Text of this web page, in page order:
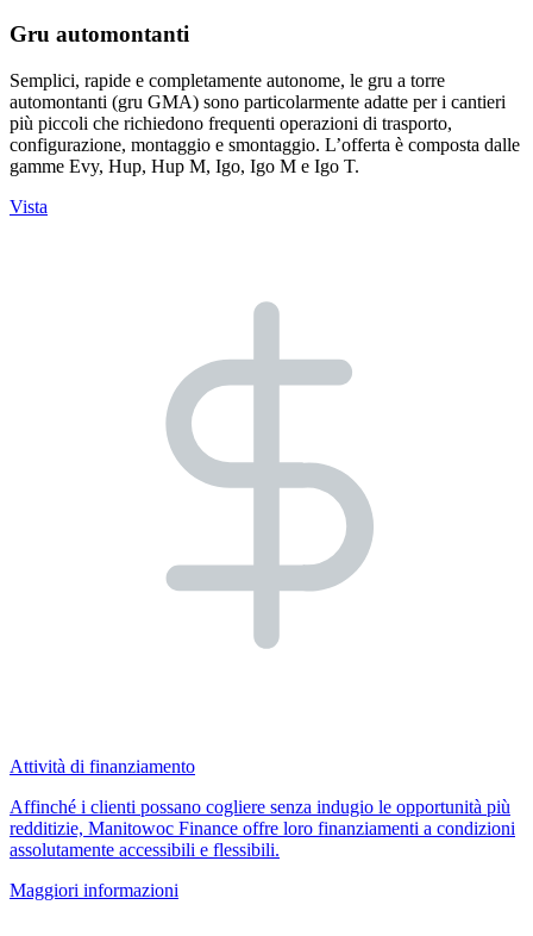
Gru automontanti
Semplici, rapide e completamente autonome, le gru a torre
automontanti (gru GMA) sono particolarmente adatte per i cantieri
più piccoli che richiedono frequenti operazioni di trasporto,
configurazione, montaggio e smontaggio. L’offerta è composta dalle
gamme Evy, Hup, Hup M, Igo, Igo M e Igo T.
Vista
Attività di finanziamento
Affinché i clienti possano cogliere senza indugio le opportunità più
redditizie, Manitowoc Finance offre loro finanziamenti a condizioni
assolutamente accessibili e flessibili.
Maggiori informazioni